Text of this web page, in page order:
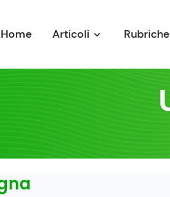
Home Articoli Rubriche